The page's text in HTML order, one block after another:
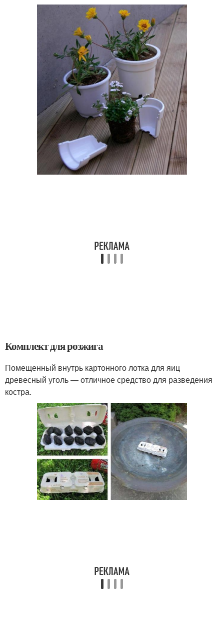
Комплект для розжига
Помещенный внутрь картонного лотка для яиц
древесный уголь — отличное средство для разведения
костра.